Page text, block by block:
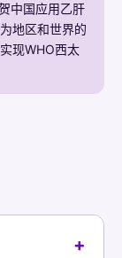
中国应用乙肝
地区和世界的
现WHO西太